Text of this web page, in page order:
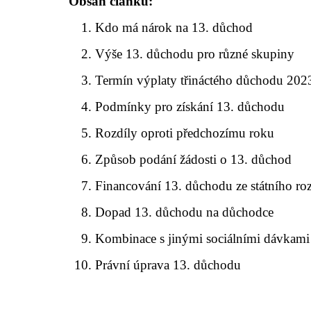
Kdo má nárok na 13. důchod
Výše 13. důchodu pro různé skupiny
Termín výplaty třináctého důchodu
Podmínky pro získání 13. důchodu
Rozdíly oproti předchozímu roku
Způsob podání žádosti o 13. důchod
Financování 13. důchodu ze státního
Dopad 13. důchodu na důchodce
Kombinace s jinými sociálními dávkami
Právní úprava 13. důchodu